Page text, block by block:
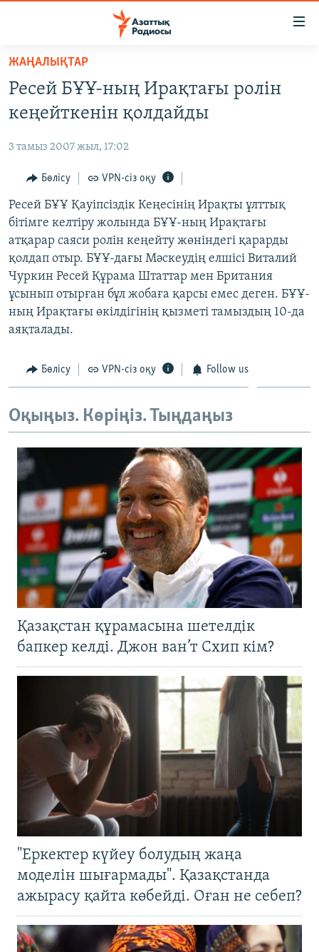
Skip
main
content
to
Navigation
Skip
to
Search
ҚАҢТАР ОҚИҒАСЫ
АДАМ ҚҰҚЫҚТАРЫ
ӘЛЕУМЕТ
ӘЛЕМ
АРНАЙЫ ЖОБАЛАР
Русский
ЖАЗЫЛЫҢЫЗ
ЖАҢАЛЫҚТАР
Ресей БҰҰ-ның Ирақтағы ролін
кеңейткенін қолдайды
3 тамыз 2007 жыл, 17:02
Бөлісу VPN-сіз оқу
Ресей БҰҰ Қауіпсіздік Кеңесінің Ирақты ұлттық
бітімге келтіру жолында БҰҰ-ның Ирақтағы
атқарар саяси ролін кеңейту жөніндегі қарарды
қолдап отыр. БҰҰ-дағы Мәскеудің елшісі Виталий
Чуркин Ресей Құрама Штаттар мен Британия
ұсынып отырған бұл жобаға қарсы емес деген. БҰҰ-
ның Ирақтағы өкілдігінің қызметі тамыздың 10-да
аяқталады.
Бөлісу VPN-сіз оқу Follow us
Оқыңыз. Көріңіз. Тыңдаңыз
Қазақстан құрамасына шетелдік
бапкер келді. Джон ван’т Схип кім?
"Еркектер күйеу болудың жаңа
моделін шығармады". Қазақстанда
ажырасу қайта көбейді. Оған не себеп?